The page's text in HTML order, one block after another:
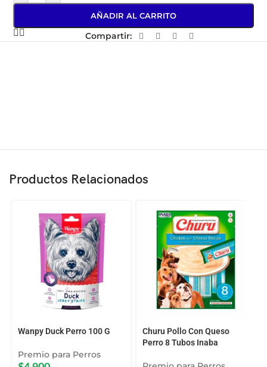
AÑADIR AL CARRITO
Compartir:
Productos Relacionados
Wanpy Duck Perro 100 G
Premio para Perros
Churu Pollo Con Queso
Perro 8 Tubos Inaba